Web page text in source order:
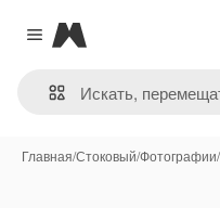
Close menu
Magnific
Главная/Стоковый/Фотографии/